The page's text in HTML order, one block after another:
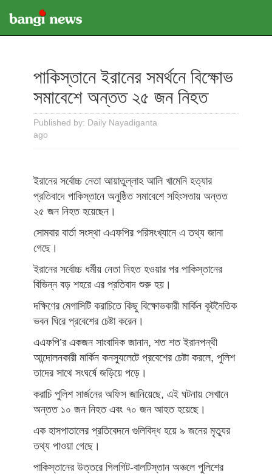
পাকিস্তানে ইরানের সমর্থনে বিক্ষোভ
সমাবেশে অন্তত ২৫ জন নিহত
Published by: Daily Nayadiganta
ago
ইরানের সর্বোচ্চ নেতা আয়াতুল্লাহ আলি খামেনি হত্যার
প্রতিবাদে পাকিস্তানে অনুষ্ঠিত সমাবেশে সহিংসতায় অন্তত
২৫ জন নিহত হয়েছেন।
সোমবার বার্তা সংস্থা এএফপির পরিসংখ্যানে এ তথ্য জানা
গেছে।
ইরানের সর্বোচ্চ ধর্মীয় নেতা নিহত হওয়ার পর পাকিস্তানের
বিভিন্ন বড় শহরে এর প্রতিবাদ শুরু হয়।
দক্ষিণের মেগাসিটি করাচিতে কিছু বিক্ষোভকারী মার্কিন কূটনৈতিক
ভবন ঘিরে প্রবেশের চেষ্টা করেন।
এএফপি’র একজন সাংবাদিক জানান, শত শত ইরানপন্থী
আন্দোলনকারী মার্কিন কনস্যুলেটে প্রবেশের চেষ্টা করলে, পুলিশ
তাদের সাথে সংঘর্ষে জড়িয়ে পড়ে।
করাচি পুলিশ সার্জনের অফিস জানিয়েছে, এই ঘটনায় সেখানে
অন্তত ১০ জন নিহত এবং ৭০ জন আহত হয়েছে।
এক হাসপাতালের প্রতিবেদনে গুলিবিদ্ধ হয়ে ৯ জনের মৃত্যুর
তথ্য পাওয়া গেছে।
পাকিস্তানের উত্তরে গিলগিট-বালটিস্তান অঞ্চলে পুলিশের